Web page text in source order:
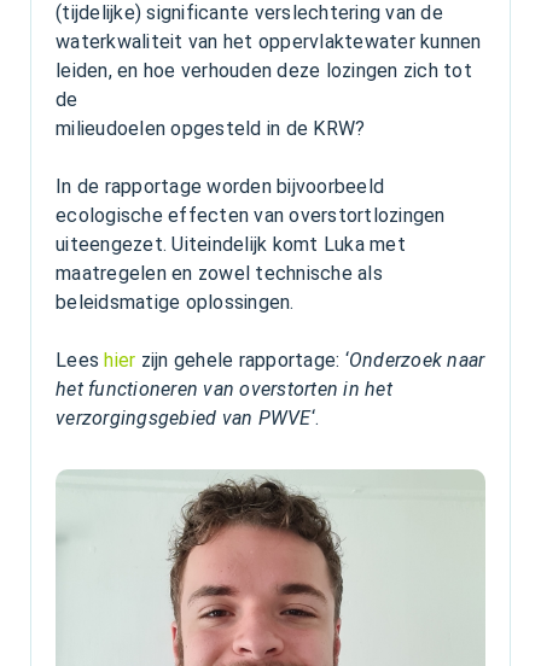
(tijdelijke) significante verslechtering van de
waterkwaliteit van het oppervlaktewater kunnen
leiden, en hoe verhouden deze lozingen zich tot
de
milieudoelen opgesteld in de KRW?
In de rapportage worden bijvoorbeeld
ecologische effecten van overstortlozingen
uiteengezet. Uiteindelijk komt Luka met
maatregelen en zowel technische als
beleidsmatige oplossingen.
Lees hier zijn gehele rapportage: ‘Onderzoek naar
het functioneren van overstorten in het
verzorgingsgebied van PWVE‘.